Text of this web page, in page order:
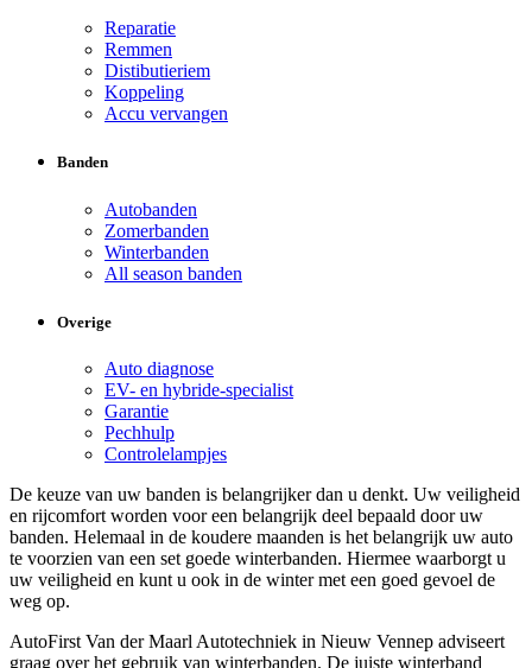
Reparatie
Remmen
Distibutieriem
Koppeling
Accu vervangen
Banden
Autobanden
Zomerbanden
Winterbanden
All season banden
Overige
Auto diagnose
EV- en hybride-specialist
Garantie
Pechhulp
Controlelampjes
De keuze van uw banden is belangrijker dan u denkt. Uw veiligheid
en rijcomfort worden voor een belangrijk deel bepaald door uw
banden. Helemaal in de koudere maanden is het belangrijk uw auto
te voorzien van een set goede winterbanden. Hiermee waarborgt u
uw veiligheid en kunt u ook in de winter met een goed gevoel de
weg op.
AutoFirst Van der Maarl Autotechniek in Nieuw Vennep adviseert
graag over het gebruik van winterbanden. De juiste winterband